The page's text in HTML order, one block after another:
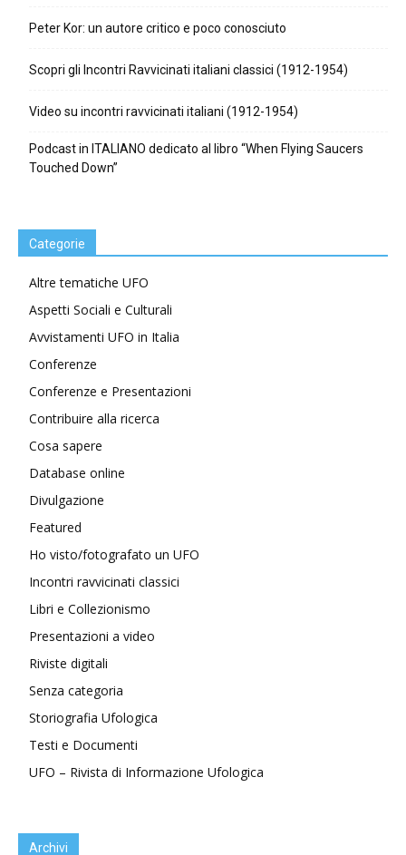
Peter Kor: un autore critico e poco conosciuto
Scopri gli Incontri Ravvicinati italiani classici (1912-1954)
Video su incontri ravvicinati italiani (1912-1954)
Podcast in ITALIANO dedicato al libro “When Flying Saucers
Touched Down”
Categorie
Altre tematiche UFO
Aspetti Sociali e Culturali
Avvistamenti UFO in Italia
Conferenze
Conferenze e Presentazioni
Contribuire alla ricerca
Cosa sapere
Database online
Divulgazione
Featured
Ho visto/fotografato un UFO
Incontri ravvicinati classici
Libri e Collezionismo
Presentazioni a video
Riviste digitali
Senza categoria
Storiografia Ufologica
Testi e Documenti
UFO – Rivista di Informazione Ufologica
Archivi